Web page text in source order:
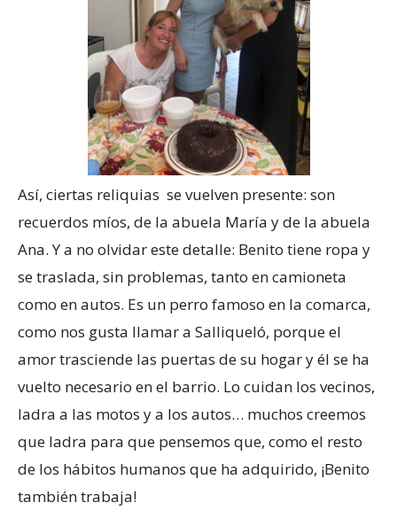
Así, ciertas reliquias se vuelven presente: son
recuerdos míos, de la abuela María y de la abuela
Ana. Y a no olvidar este detalle: Benito tiene ropa y
se traslada, sin problemas, tanto en camioneta
como en autos. Es un perro famoso en la comarca,
como nos gusta llamar a Salliqueló, porque el
amor trasciende las puertas de su hogar y él se ha
vuelto necesario en el barrio. Lo cuidan los vecinos,
ladra a las motos y a los autos… muchos creemos
que ladra para que pensemos que, como el resto
de los hábitos humanos que ha adquirido, ¡Benito
también trabaja!